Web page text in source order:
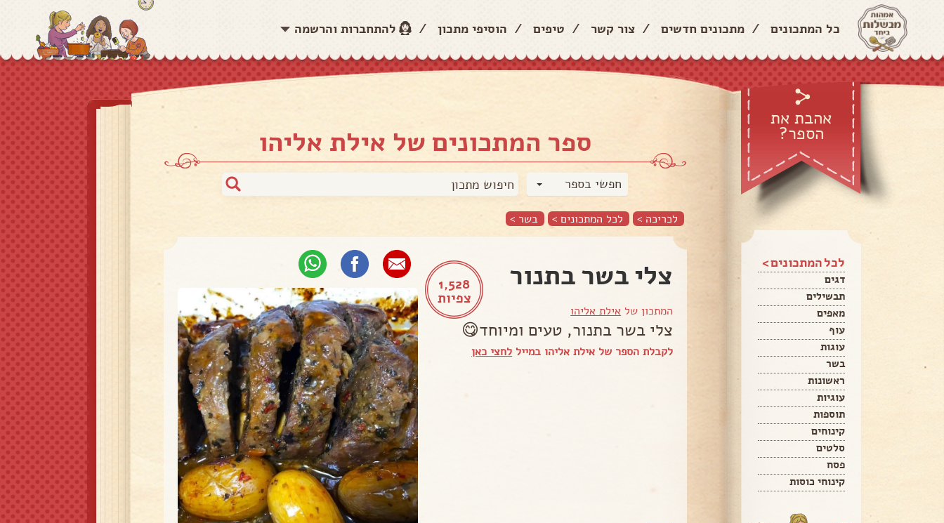
כל המתכונים / מתכונים חדשים / צור קשר / טיפים / הוסיפי מתכון / להתחברות והרשמה
אהבת את
הספר?
לכל המתכונים >
דגים
תבשילים
מאפים
עוף
עוגות
בשר
ראשונות
עוגיות
תוספות
קינוחים
סלטים
פסח
קינוחי כוסות
ספר המתכונים של אילת אליהו
חפשי בספר
לכריכה > לכל המתכונים > בשר >
1,528
צפיות
צלי בשר בתנור
המתכון של אילת אליהו
צלי בשר בתנור, טעים ומיוחד😋
לקבלת הספר של אילת אליהו במייל לחצי כאן